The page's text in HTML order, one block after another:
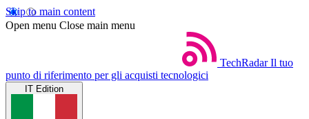
Skip to main content
Open menu Close main menu
TechRadar Il tuo
punto di riferimento per gli acquisti tecnologici
IT Edition